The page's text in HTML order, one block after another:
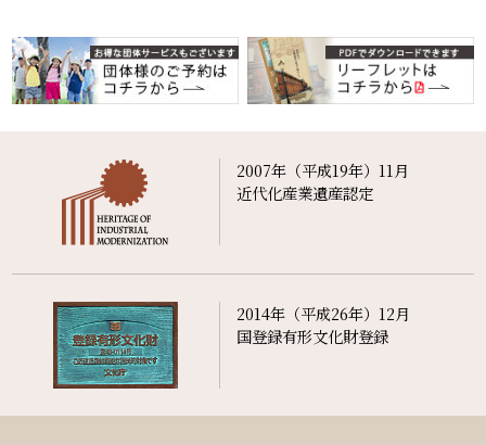
2007年（平成19年）11月
近代化産業遺産認定
2014年（平成26年）12月
国登録有形文化財登録